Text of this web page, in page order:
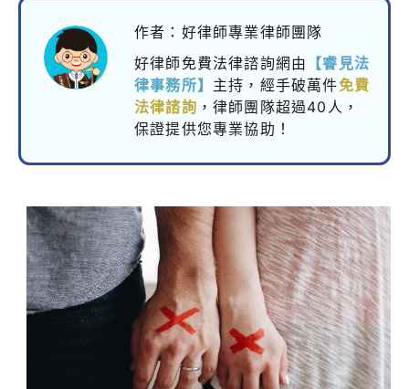
作者：好律師專業律師團隊
好律師免費法律諮詢網由
【睿見法
律事務所】 主持， 經手破萬件免費
法律諮詢 ，律師團隊超過40人，
保證提供您專業協助！